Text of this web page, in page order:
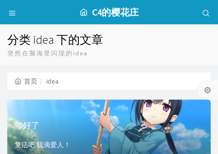
C4的樱花庄
分类 idea 下的文章
突然在脑海里闪现的idea
首页 idea
修好了
复活吧 我滴爱人！